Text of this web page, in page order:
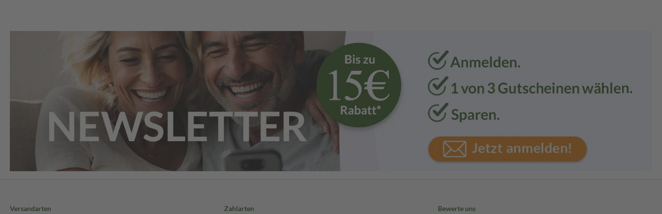
Versandarten
Zahlarten
Bewerte uns